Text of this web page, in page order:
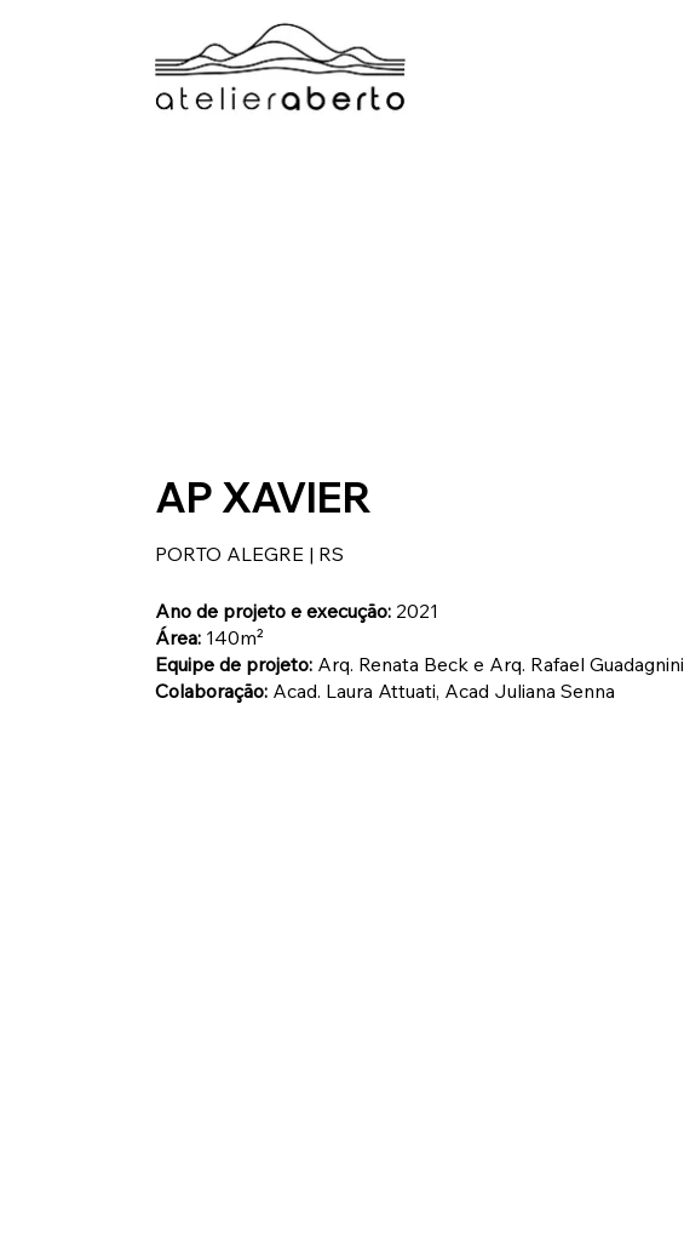
AP XAVIER
PORTO ALEGRE | RS
Ano de projeto e execução: 2021
Área: 140m²
Equipe de projeto: Arq. Renata Beck e Arq. Rafael Guadagnini
Colaboração: Acad. Laura Attuati, Acad Juliana Senna